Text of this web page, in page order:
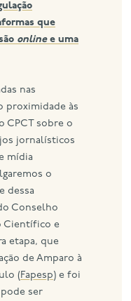
que
onlinee uma
nas
proximidade às
CPCT sobre o
jornalísticos
mídia
o
dessa
Conselho
Científico e
etapa, que
de Amparo à
(Fapesp) e foi
ser